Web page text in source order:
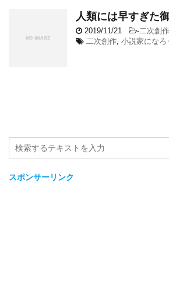
人類には早すぎた
2019/11/21 -二次創作
二次創作 小説家になろ
スポンサーリンク